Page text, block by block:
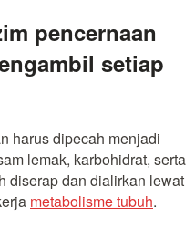
pencernaan
setiap
harus dipecah menjadi
lemak, karbohidrat, serta
diserap dan dialirkan lewat
metabolisme tubuh.